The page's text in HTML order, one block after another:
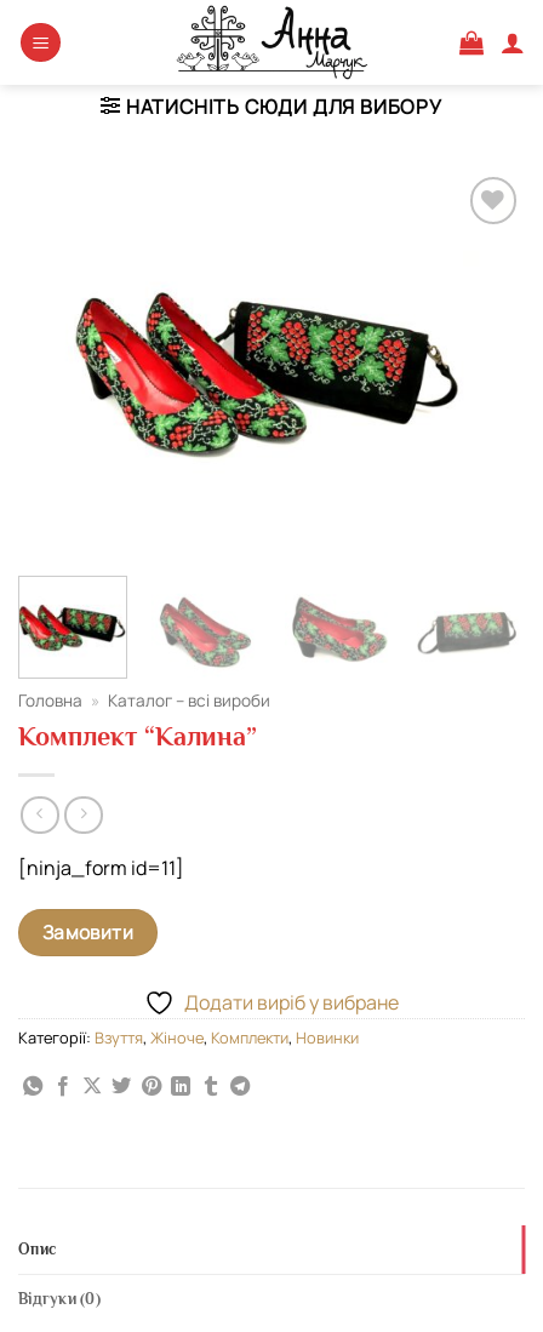
НАТИСНІТЬ СЮДИ ДЛЯ ВИБОРУ
Головна » Каталог – всі вироби
Комплект “Калина”
[ninja_form id=11]
Замовити
Додати виріб у вибране
Категорії: Взуття, Жіноче, Комплекти, Новинки
Опис
Відгуки (0)